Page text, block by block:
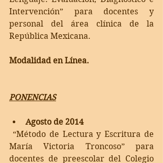
Intervención” para docentes y
personal del área clínica de la
República Mexicana.
Modalidad en Línea.
PONENCIAS
Agosto de 2014
María Victoria Troncoso” para
docentes de preescolar del Colegio